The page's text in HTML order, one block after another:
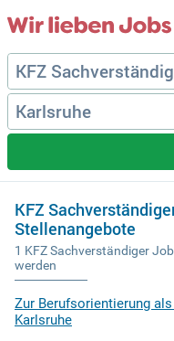
KFZ
Stellenangebote
1 KFZ Sachverständiger
werden
Zur Berufsorientierung
Karlsruhe